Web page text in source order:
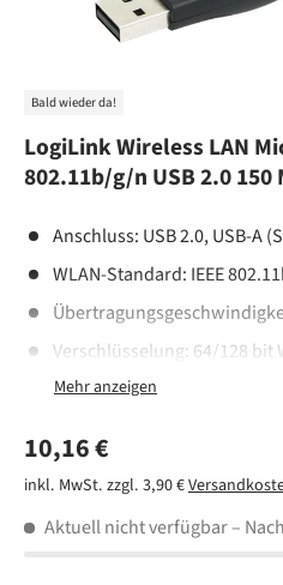
Bald wieder da!
LogiLink Wireless LAN
802.11b/g/n USB 2.0 150
Anschluss: USB 2.0, USB-A
WLAN-Standard: IEEE
Verschlüsselung: 64/128 bit
WPA2-PSK (TKIP/AES)
Unterstützt WiFi Protection
2K/XP/Vista/7/8/10,
Chipsatz: RTL8188EUS
Normaler Preis
10,16 €
inkl. MwSt. zzgl. 3,90 €
Aktuell nicht verfügbar–